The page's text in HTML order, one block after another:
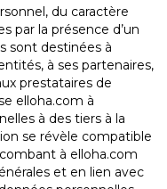
du caractère
par la présence d’un
sont destinées à
à ses partenaires,
prestataires de
elloha.com à
à des tiers à la
se révèle compatible
à elloha.com
et en lien avec